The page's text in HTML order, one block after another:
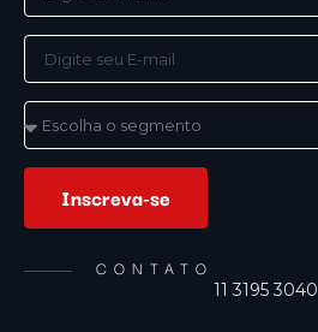
Inscreva-se
CONTATO
11 3195 3040